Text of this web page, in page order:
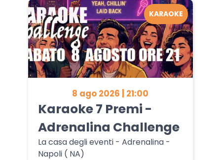
8 ago 2026 | 21:00
Karaoke 7 Premi -
Adrenalina Challenge
La casa degli eventi - Adrenalina -
Napoli ( NA)
KARAOKE